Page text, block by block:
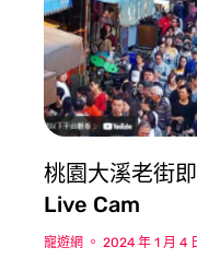
桃園大溪老街
Live Cam
寵遊網 2024 年 1 月 4